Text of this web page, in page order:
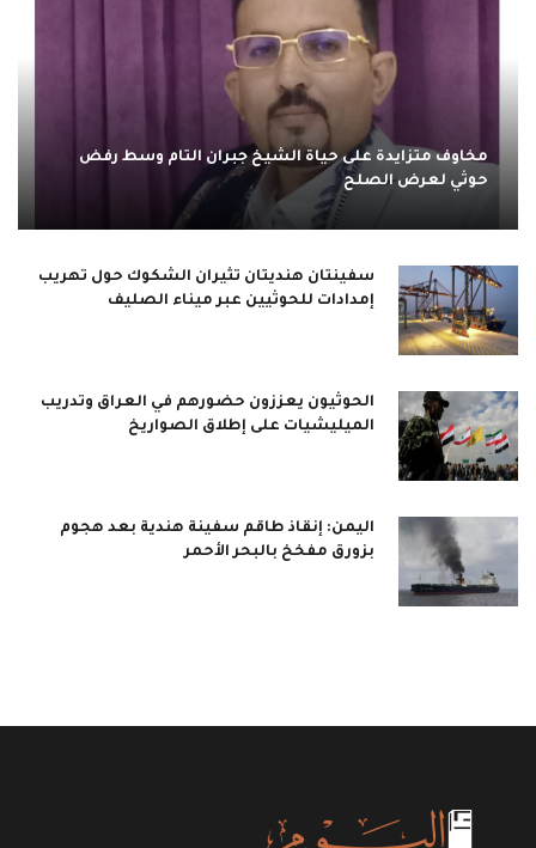
مخاوف متزايدة على حياة الشيخ جبران التام وسط رفض
حوثي لعرض الصلح
سفينتان هنديتان تثيران الشكوك حول تهريب
إمدادات للحوثيين عبر ميناء الصليف
الحوثيون يعززون حضورهم في العراق وتدريب
الميليشيات على إطلاق الصواريخ
اليمن: إنقاذ طاقم سفينة هندية بعد هجوم
بزورق مفخخ بالبحر الأحمر